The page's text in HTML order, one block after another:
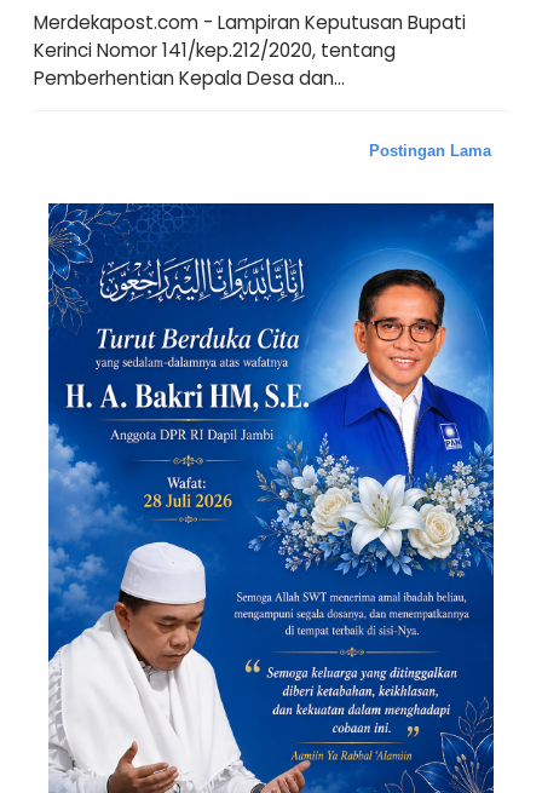
Merdekapost.com - Lampiran Keputusan Bupati
Kerinci Nomor 141/kep.212/2020, tentang
Pemberhentian Kepala Desa dan...
Postingan Lama